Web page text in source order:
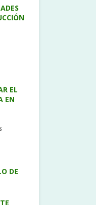
EL
EN
DE